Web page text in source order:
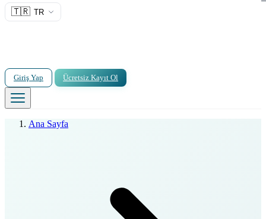
🇹🇷 TR
Giriş Yap Ücretsiz Kayıt Ol
Ana Sayfa